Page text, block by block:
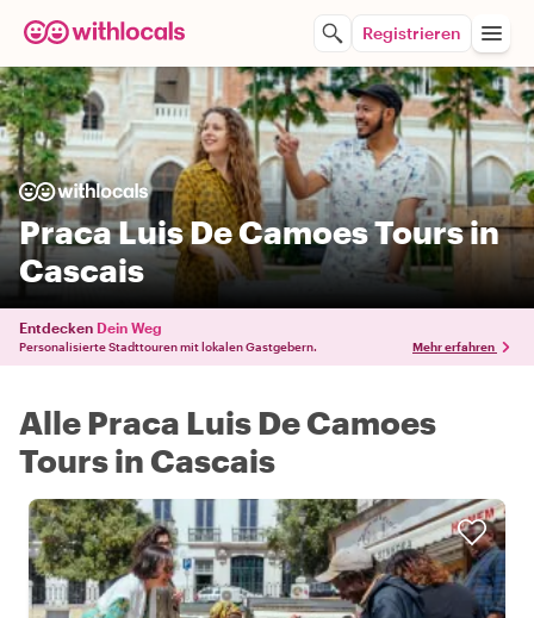
Registrieren
Praca Luis De Camoes Tours in
Cascais
Entdecken Dein Weg
Personalisierte Stadttouren mit lokalen Gastgebern. Mehr erfahren
Alle Praca Luis De Camoes
Tours in Cascais